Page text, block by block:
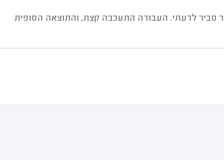
סביר לדעתי. העבודה התעכבה קצת, והתוצאה הסופית